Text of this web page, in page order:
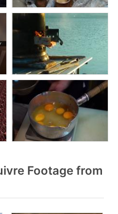
Footage from